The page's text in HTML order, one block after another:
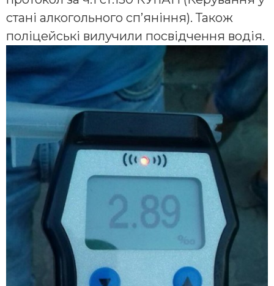
стані алкогольного сп’яніння). Також
поліцейські вилучили посвідчення водія.